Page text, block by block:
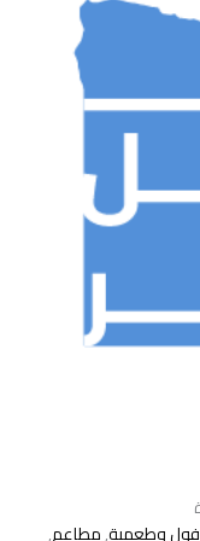
فول وطعمية,مطاعم,